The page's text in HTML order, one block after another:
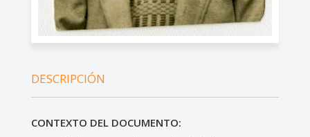
DESCRIPCIÓN
CONTEXTO DEL DOCUMENTO: